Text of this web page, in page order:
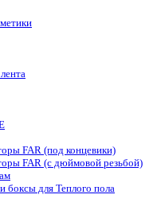
FAR (под концевики)
FAR (с дюймовой резьбой)
боксы для Теплого пола